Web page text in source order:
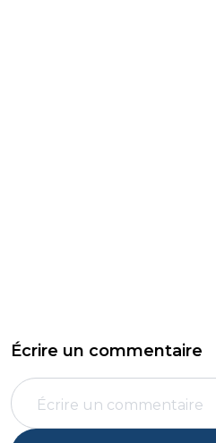
Écrire un commentaire